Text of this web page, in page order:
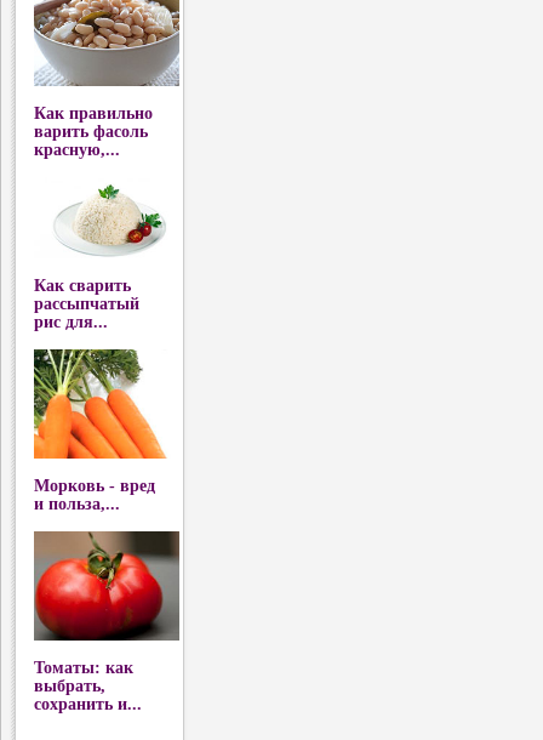
Как правильно
варить фасоль
красную,...
Как сварить
рассыпчатый
рис для...
Морковь - вред
и польза,...
Томаты: как
выбрать,
сохранить и...